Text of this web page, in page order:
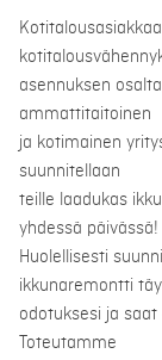
asennuksen
ammattitaitoinen
ja kotimainen
suunnitellaan
teille laadukas
yhdessä päivässä!
Huolellisesti
ikkunaremontti
odotuksesi ja
Toteutamme